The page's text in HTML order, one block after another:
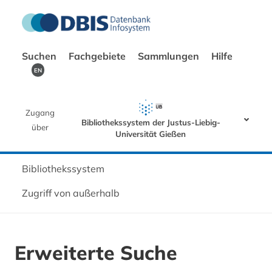
Suchen Fachgebiete Sammlungen Hilfe
EN
Zugang
über
Bibliothekssystem der Justus-Liebig-
Universität Gießen
Bibliothekssystem
Zugriff von außerhalb
Erweiterte Suche